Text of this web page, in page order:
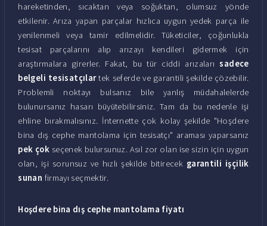
hareketinden, sıcaktan veya soğuktan, olumsuz yönde
etkilenir. Arıza yapan parçalar hızlıca uygun yedek parça ile
yenilenmeli veya tamir edilmelidir. Tüketiciler, çoğunlukla
tesisat parçalarını alıp arızayı kendileri gidermek için
araştırmalara girerler. Fakat, bu tür ciddi arızalarısadece
belgeli tesisatçılartek seferde ve garantili şekilde çözebilir.
Problemli noktayı bulsanız bile yanlış müdahalelerde
bulunursanız hasarı büyütebilirsiniz. Tam da bu nedenle işi
ehline bırakmalısınız. İnternette çok kolay şekilde "Hoşdere
bina dış cephe mantolama için tesisatçı" araması yaparsanız
pek çok seçenek bulursunuz. Asıl zor olan ise sizin için uygun
olan, işi sorunsuz ve hızlı şekilde bitirecek garantili işçilik
sunan firmayı seçmektir.
Hoşdere bina dış cephe mantolama fiyatı